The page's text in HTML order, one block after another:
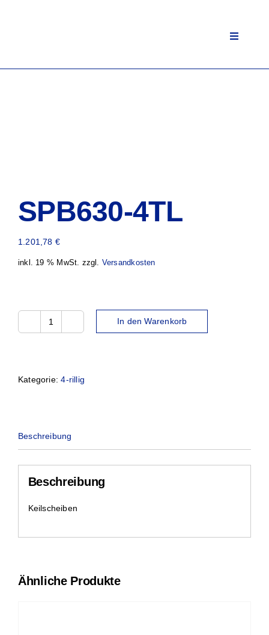
Toggle
SPB630-4TL
1.201,78 €
inkl. 19 % MwSt. zzgl. Versandkosten
SPB630-
In den Warenkorb
Kategorie:4-rillig
Beschreibung
Beschreibung
Keilscheiben
Ähnliche Produkte